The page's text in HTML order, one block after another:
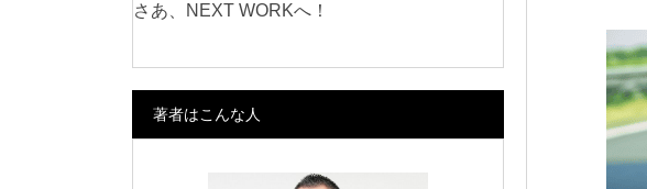
さあ、NEXT WORKへ！
著者はこんな人